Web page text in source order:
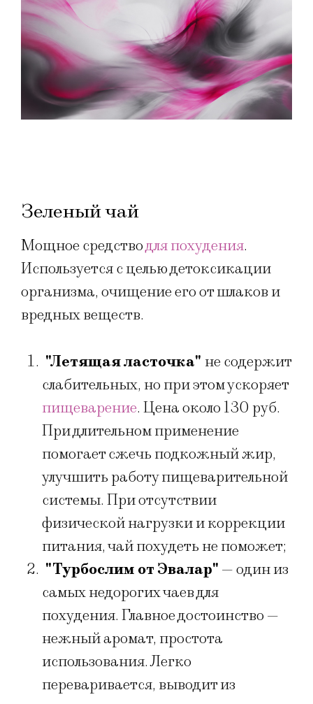
Зеленый чай
Мощное средстводля похудения.
Используется с целью детоксикации
организма, очищение его от шлаков и
вредных веществ.
"Летящая ласточка" не содержит
слабительных, но при этом ускоряет
пищеварение. Цена около 130 руб.
При длительном применение
помогает сжечь подкожный жир,
улучшить работу пищеварительной
системы. При отсутствии
физической нагрузки и коррекции
питания, чай похудеть не поможет;
"Турбослим от Эвалар" — один из
самых недорогих чаев для
похудения. Главное достоинство —
нежный аромат, простота
использования. Легко
переваривается, выводит из